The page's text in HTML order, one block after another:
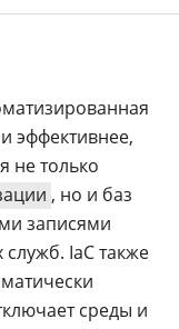
эффективнее,
не только
, но и баз
записями
IaC также
среды и